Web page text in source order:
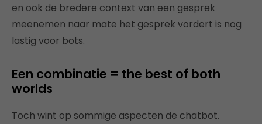
en ook de bredere context van een gesprek
meenemen naar mate het gesprek vordert is nog
lastig voor bots.
Een combinatie = the best of both
worlds
Toch wint op sommige aspecten de chatbot.